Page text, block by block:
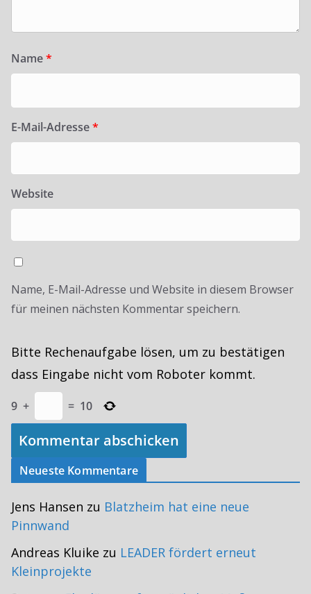
Name*
E-Mail-Adresse*
Website
Name, E-Mail-Adresse und Website in diesem Browser
für meinen nächsten Kommentar speichern.
Bitte Rechenaufgabe lösen, um zu bestätigen
dass Eingabe nicht vom Roboter kommt.
9 + = 10
Neueste Kommentare
Jens Hansen zu Blatzheim hat eine neue
Pinnwand
Andreas Kluike zu LEADER fördert erneut
Kleinprojekte